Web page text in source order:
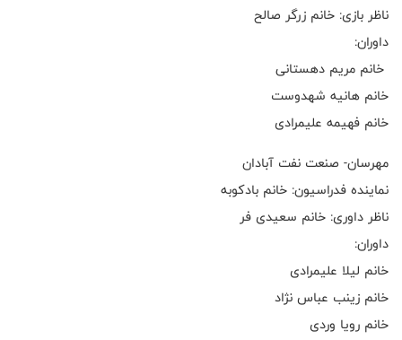
ناظر بازی: خانم زرگر صالح
داوران:
خانم مریم دهستانی
خانم هانیه شهدوست
خانم فهیمه علیمرادی
مهرسان- صنعت نفت آبادان
نماینده فدراسیون: خانم بادکوبه
ناظر داوری: خانم سعیدی فر
داوران:
خانم لیلا علیمرادی
خانم زینب عباس نژاد
خانم رویا وردی